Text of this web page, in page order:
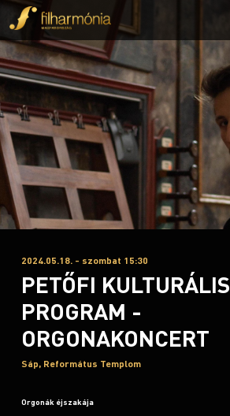
2024.05.18. - szombat 15:30
PETŐFI KULTURÁLIS
PROGRAM -
ORGONAKONCERT
Sáp, Református Templom
Orgonák éjszakája